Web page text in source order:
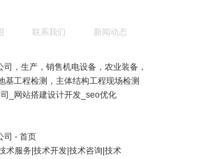
联系我们 新闻动态
，生产，销售机电设备，农业装备，
基工程检测，主体结构工程现场检测
_网站搭建设计开发_seo优化
司 - 首页
术服务|技术开发|技术咨询|技术